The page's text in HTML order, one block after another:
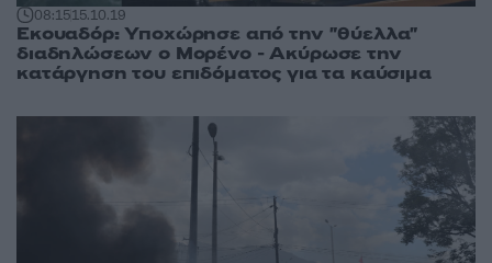
08:1515.10.19
Εκουαδόρ: Υποχώρησε από την "θύελλα"
διαδηλώσεων ο Μορένο - Ακύρωσε την
κατάργηση του επιδόματος για τα καύσιμα